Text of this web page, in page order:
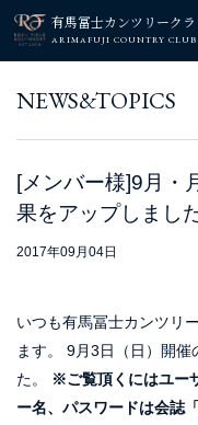
有馬冨士カンツリーク
ARIMAFUJI COUNTRY CLUB
NEWS&TOPICS
[メンバー様]9月・
果をアップしました
2017年09月04日
いつも有馬冨士カンツリ
ます。 9月3日（日）開
た。
※ご覧頂くにはユー
ー名、パスワードは会誌